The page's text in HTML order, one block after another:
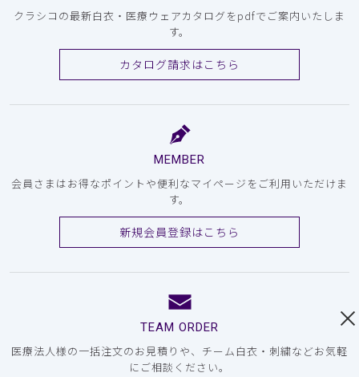
クラシコの最新白衣・医療ウェアカタログをpdfでご案内いたしま
す。
カタログ請求はこちら
MEMBER
会員さまはお得なポイントや便利なマイページをご利用いただけま
す。
新規会員登録はこちら
TEAM ORDER
医療法人様の一括注文のお見積りや、チーム白衣・刺繍などお気軽
にご相談ください。